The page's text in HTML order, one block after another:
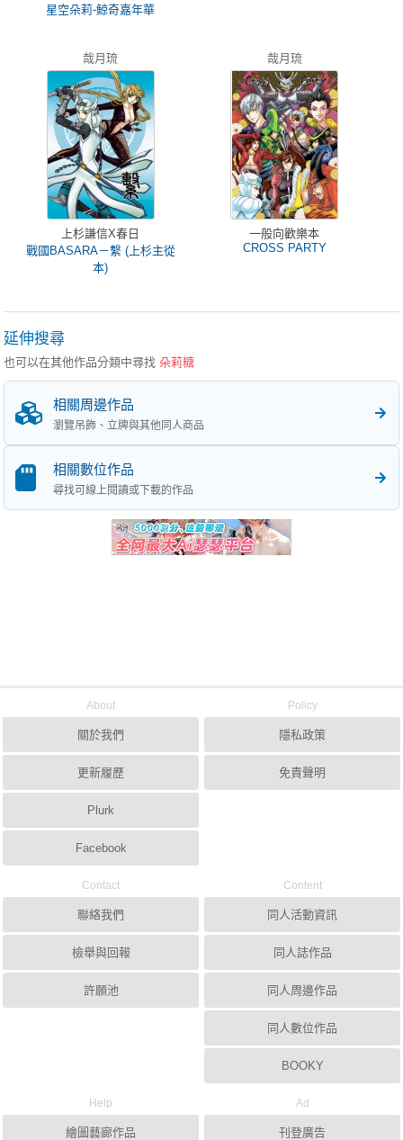
星空朵莉-鯨奇嘉年華
哉月琉
上杉謙信X春日
戰國BASARA－繫 (上杉主從
本)
哉月琉
一般向歡樂本
CROSS PARTY
延伸搜尋
也可以在其他作品分類中尋找朵莉糖
相關周邊作品
瀏覽吊飾、立牌與其他同人商品
相關數位作品
尋找可線上閱讀或下載的作品
About
關於我們
更新履歷
Plurk
Facebook
Policy
隱私政策
免責聲明
Contact
聯絡我們
檢舉與回報
許願池
Content
同人活動資訊
同人誌作品
同人周邊作品
同人數位作品
BOOKY
Help
繪圖藝廊作品
Ad
刊登廣告